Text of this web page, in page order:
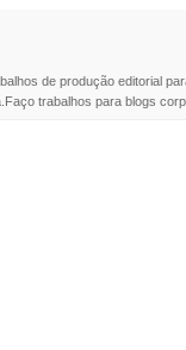
de produção editorial
trabalhos para blogs